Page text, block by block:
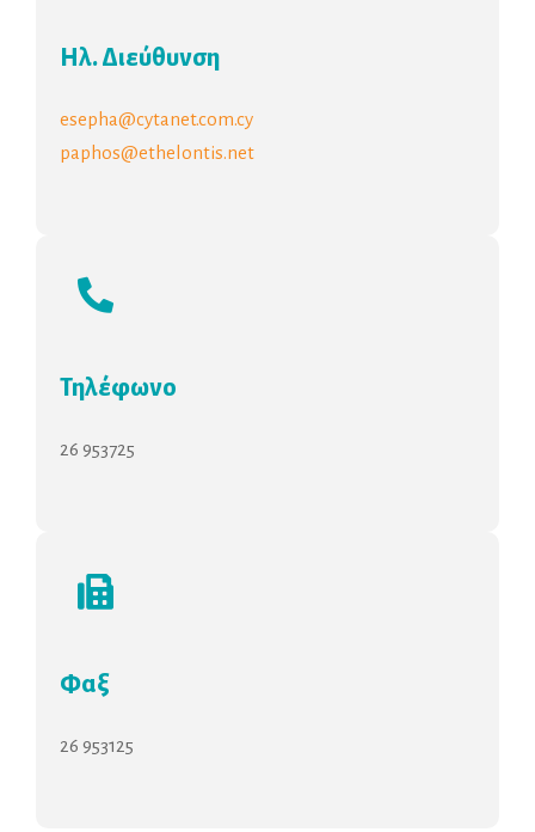
Ηλ. Διεύθυνση
esepha@cytanet.com.cy
paphos@ethelontis.net
Τηλέφωνο
26 953725
Φαξ
26 953125